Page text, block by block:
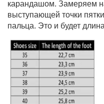
карандашом. Замеряем
выступающей точки
пальца. Это и будет